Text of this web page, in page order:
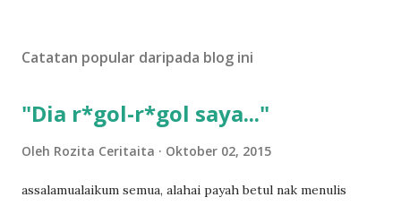
lCatatan popular daripada blog ini
"Dia r*gol-r*gol saya..."
Oleh Rozita Ceritaita Oktober 02, 2015
assalamualaikum semua, alahai payah betul nak menulis